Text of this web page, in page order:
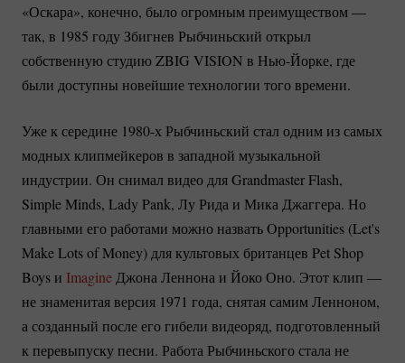
«Оскара», конечно, было огромным преимуществом —
так, в 1985 году Збигнев Рыбчиньский открыл
собственную студию ZBIG VISION в Нью-Йорке, где
были доступны новейшие технологии того времени.
Уже к середине 1980-х Рыбчиньский стал одним из самых
модных клипмейкеров в западной музыкальной
индустрии. Он снимал видео для Grandmaster Flash,
Simple Minds, Lady Pank, Лу Рида и Мика Джаггера. Но
главными его работами можно назвать Opportunities (Let's
Make Lots of Money) для культовых британцев Pet Shop
Boys и Imagine Джона Леннона и Йоко Оно. Этот клип —
не знаменитая версия 1971 года, снятая самим Ленноном,
а созданный после его гибели видеоряд, подготовленный
к перевыпуску песни. Работа Рыбчиньского стала не